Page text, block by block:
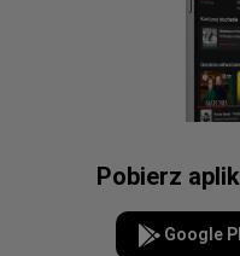
Pobierz
Google